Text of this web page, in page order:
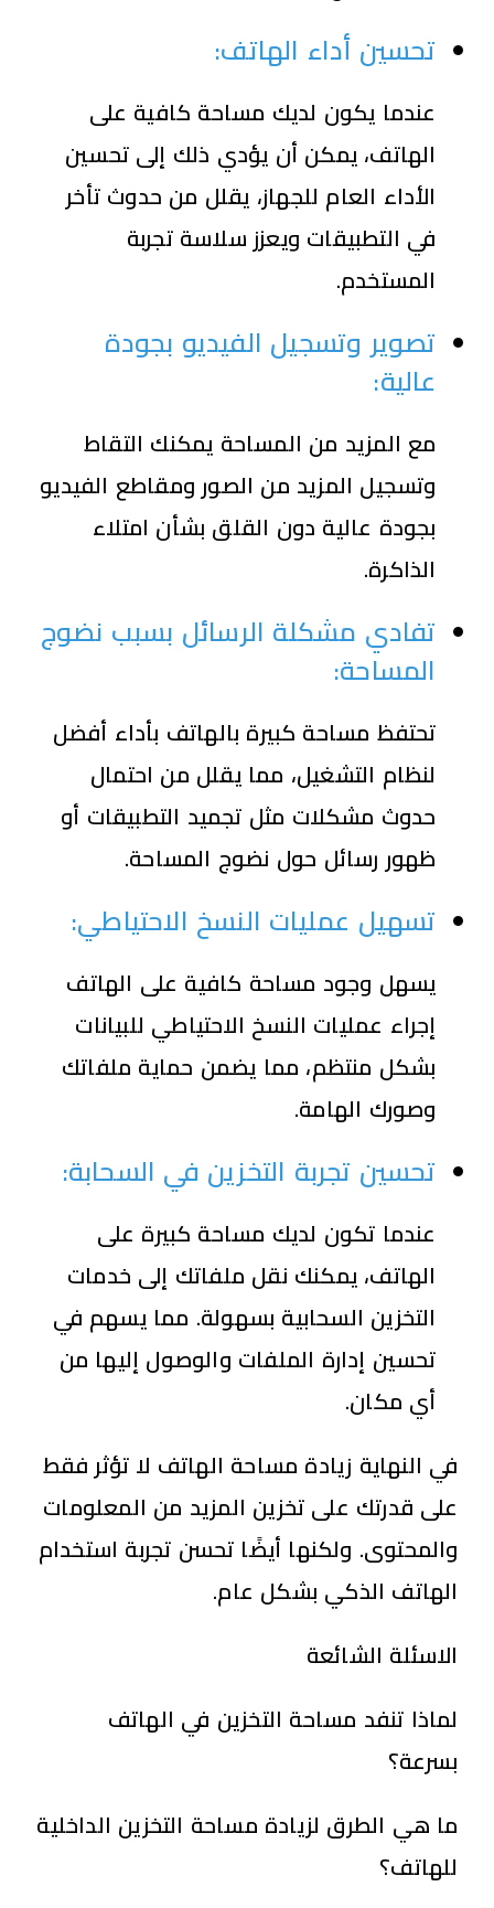
تحسين أداء الهاتف:
عندما يكون لديك مساحة كافية على
الهاتف، يمكن أن يؤدي ذلك إلى تحسين
الأداء العام للجهاز، يقلل من حدوث تأخر
في التطبيقات ويعزز سلاسة تجربة
المستخدم.
تصوير وتسجيل الفيديو بجودة
عالية:
مع المزيد من المساحة يمكنك التقاط
وتسجيل المزيد من الصور ومقاطع الفيديو
بجودة عالية دون القلق بشأن امتلاء
الذاكرة.
تفادي مشكلة الرسائل بسبب نضوج
المساحة:
تحتفظ مساحة كبيرة بالهاتف بأداء أفضل
لنظام التشغيل، مما يقلل من احتمال
حدوث مشكلات مثل تجميد التطبيقات أو
ظهور رسائل حول نضوج المساحة.
تسهيل عمليات النسخ الاحتياطي:
يسهل وجود مساحة كافية على الهاتف
إجراء عمليات النسخ الاحتياطي للبيانات
بشكل منتظم، مما يضمن حماية ملفاتك
وصورك الهامة.
تحسين تجربة التخزين في السحابة:
عندما تكون لديك مساحة كبيرة على
الهاتف، يمكنك نقل ملفاتك إلى خدمات
التخزين السحابية بسهولة. مما يسهم في
تحسين إدارة الملفات والوصول إليها من
أي مكان.
في النهاية زيادة مساحة الهاتف لا تؤثر فقط
على قدرتك على تخزين المزيد من المعلومات
والمحتوى. ولكنها أيضًا تحسن تجربة استخدام
الهاتف الذكي بشكل عام.
الاسئلة الشائعة
لماذا تنفد مساحة التخزين في الهاتف
بسرعة؟
ما هي الطرق لزيادة مساحة التخزين الداخلية
للهاتف؟